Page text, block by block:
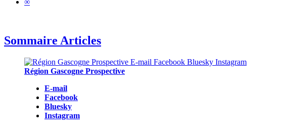
∞
Sommaire Articles
Région Gascogne Prospective
E-mail
Facebook
Bluesky
Instagram